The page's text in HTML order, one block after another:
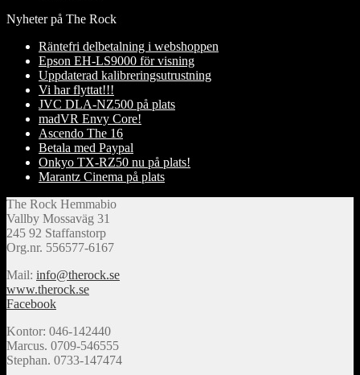
Nyheter på The Rock
Räntefri delbetalning i webshoppen
Epson EH-LS9000 för visning
Uppdaterad kalibreringsutrustning
Vi har flyttat!!!
JVC DLA-NZ500 på plats
madVR Envy Core!
Ascendo The 16
Betala med Paypal
Onkyo TX-RZ50 nu på plats!
Marantz Cinema på plats
The Rock Hemmabio
Vallby Mossaväg 31
245 92 Staffanstorp
Org.nr. 556577-6167
Mail: info@therock.se
www.therock.se
Facebook
Kontor: 046-142440
Marcus. 0709-546555
Stephan. 0733-147474